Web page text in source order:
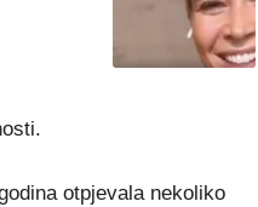
otpjevala nekoliko